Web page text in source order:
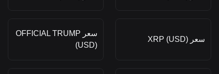
سعر XRP (USD)
سعر OFFICIAL TRUMP
(USD)